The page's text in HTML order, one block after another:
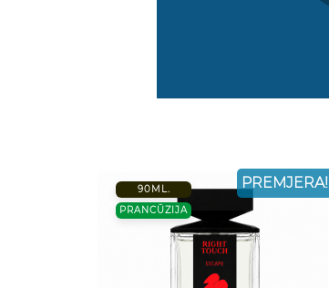
90ML.
PRANCŪZIJA
PREMJERA!